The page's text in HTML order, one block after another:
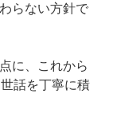
らない方針で
に、これから
話を丁寧に積